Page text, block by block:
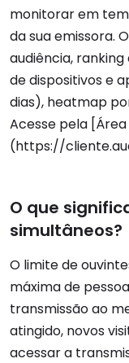
monitorar em
da sua emissora.
audiência,
de dispositivos e
dias), heatmap
Acesse pela
(https://
O que
simultâneos?
O limite de
máxima de
transmissão ao
atingido, novos
acessar a